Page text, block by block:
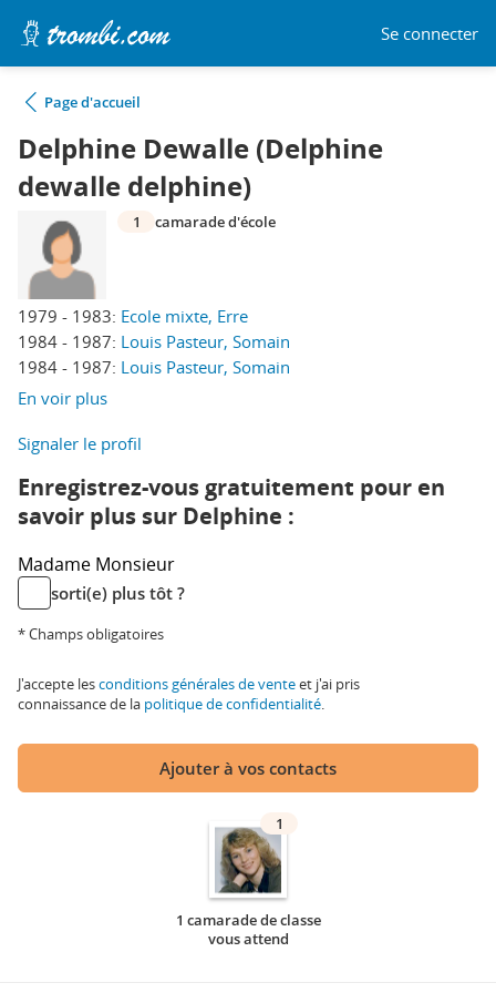
Se connecter
Page d'accueil
Delphine Dewalle (Delphine
dewalle delphine)
1979 - 1983: Ecole mixte, Erre
1984 - 1987: Louis Pasteur, Somain
1984 - 1987: Louis Pasteur, Somain
En voir plus
1 camarade d'école
Signaler le profil
Enregistrez-vous gratuitement pour en
savoir plus sur Delphine :
Madame Monsieur
sorti(e) plus tôt ?
* Champs obligatoires
J'accepte lesconditions générales de venteet j'ai pris
connaissance de la politique de confidentialité.
Ajouter à vos contacts
1
1 camarade de classe
vous attend